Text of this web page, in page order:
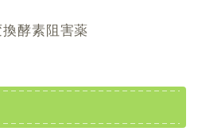
酵素阻害薬